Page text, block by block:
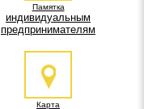
Памятка
индивидуальным
предпринимателям
Карта